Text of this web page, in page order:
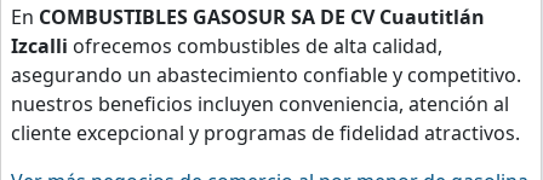
En COMBUSTIBLES GASOSUR SA DE CV Cuautitlán
Izcalli ofrecemos combustibles de alta calidad,
asegurando un abastecimiento confiable y competitivo.
nuestros beneficios incluyen conveniencia, atención al
cliente excepcional y programas de fidelidad atractivos.